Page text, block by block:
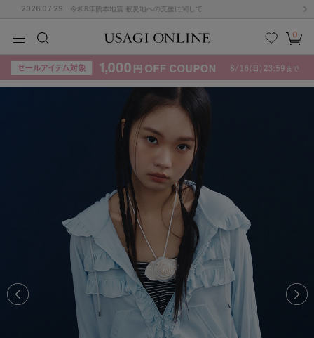
2026.07.29 令和8年熊本地震 被災地への支援に関して
検索
お気
に入
カー
ト
0
KIDSBABYBEAUTYLIFE STYLE
(715)
KIDSBABYBEAUTYLIFE STYLE
F G
M N
S T U
Y Z
その
他
ACYM
アシーム